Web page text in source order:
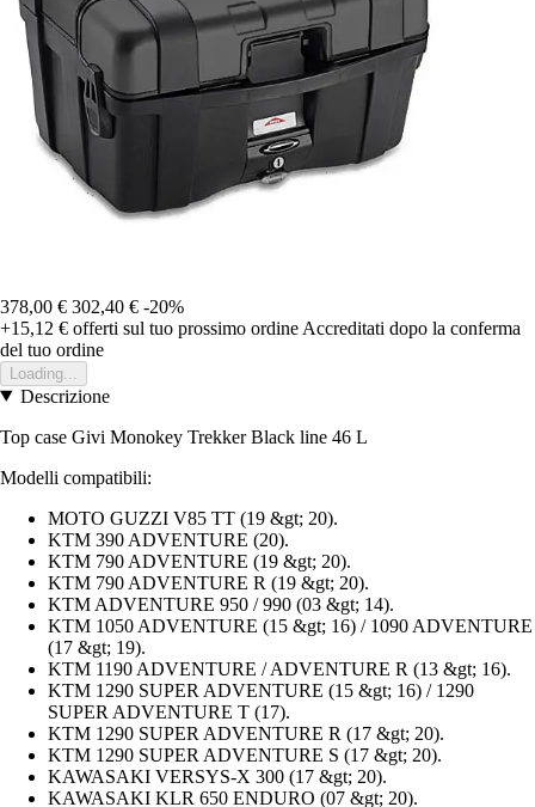
378,00 € 302,40 € -20%
+15,12 € offerti sul tuo prossimo ordine Accreditati dopo la conferma
del tuo ordine
Loading...
Descrizione
Top case Givi Monokey Trekker Black line 46 L
Modelli compatibili:
MOTO GUZZI V85 TT (19 &gt; 20).
KTM 390 ADVENTURE (20).
KTM 790 ADVENTURE (19 &gt; 20).
KTM 790 ADVENTURE R (19 &gt; 20).
KTM ADVENTURE 950 / 990 (03 &gt; 14).
KTM 1050 ADVENTURE (15 &gt; 16) / 1090 ADVENTURE
(17 &gt; 19).
KTM 1190 ADVENTURE / ADVENTURE R (13 &gt; 16).
KTM 1290 SUPER ADVENTURE (15 &gt; 16) / 1290
SUPER ADVENTURE T (17).
KTM 1290 SUPER ADVENTURE R (17 &gt; 20).
KTM 1290 SUPER ADVENTURE S (17 &gt; 20).
KAWASAKI VERSYS-X 300 (17 &gt; 20).
KAWASAKI KLR 650 ENDURO (07 &gt; 20).